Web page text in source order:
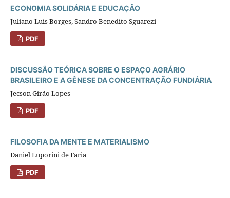
ECONOMIA SOLIDÁRIA E EDUCAÇÃO
Juliano Luis Borges, Sandro Benedito Sguarezi
PDF
DISCUSSÃO TEÓRICA SOBRE O ESPAÇO AGRÁRIO
BRASILEIRO E A GÊNESE DA CONCENTRAÇÃO FUNDIÁRIA
Jecson Girão Lopes
PDF
FILOSOFIA DA MENTE E MATERIALISMO
Daniel Luporini de Faria
PDF